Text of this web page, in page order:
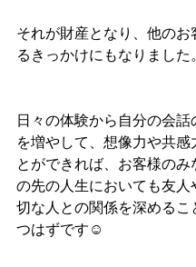
それが財産となり、他のお
るきっかけにもなりました。
日々の体験から自分の会話
を増やして、想像力や共感
とができれば、お客様のみ
の先の人生においても友人
切な人との関係を深めるこ
つはずです☺︎